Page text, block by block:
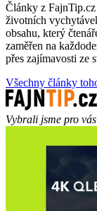
Články z
životních
obsahu, který
zaměřen na
přes zajímavosti ze
Všechny články
Vybrali jsme pro vás